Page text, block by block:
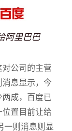
阿里巴巴
公司的主营
息显示，今
成，百度已
置目前让给
一则消息则显